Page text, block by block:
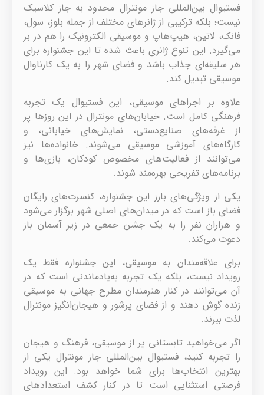
فستیوال بین‌المللی جاز مونترال محدود به جاز کلاسیک
نیست؛ بلکه ترکیبی از ژانرهای مختلف از جمله بلوز، سول،
فانک، لاتین، هیپ‌هاپ و موسیقی الکترونیک را هم در بر
می‌گیرد. این تنوع ژانری باعث شده تا این جشنواره برای
هر سلیقه‌ای جذاب باشد و فضای شهر را به یک کارناوال
موسیقی تبدیل کند.
علاوه بر اجراهای موسیقی، این فستیوال یک تجربه
فرهنگی کامل است. خیابان‌های مونترال در این روزها پر
از غرفه‌های صنایع‌دستی، نمایش‌های خیابانی، و
کارگاه‌های آموزشی موسیقی می‌شوند. خانواده‌ها نیز
می‌توانند از فعالیت‌های مخصوص کودکان، بازی‌ها و
برنامه‌های تفریحی بهره‌مند شوند.
یکی از ویژگی‌های بارز این جشنواره، کنسرت‌های رایگان
فضای باز است که در میدان‌های اصلی شهر برگزار می‌شود
و هزاران نفر را به یک جشن جمعی در زیر آسمان باز
دعوت می‌کند.
برای علاقه‌مندان به موسیقی، این جشنواره فقط یک
رویداد نیست، بلکه یک تجربه به‌یادماندنی است که در
آن می‌توانند در کنار هنرمندان مطرح جهانی به موسیقی
زنده گوش دهند و از فضای پرشور و هیجان‌انگیز مونترال
لذت ببرند.
اگر می‌خواهید تابستانی پر از موسیقی، فرهنگ و هیجان
را تجربه کنید، فستیوال بین‌المللی جاز مونترال یکی از
بهترین انتخاب‌ها برای شما خواهد بود. این رویداد
فرصتی استثنایی است تا در کنار کشف استعدادهای